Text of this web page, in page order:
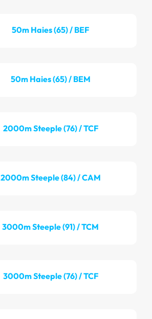
50m Haies (65) / BEF
50m Haies (65) / BEM
2000m Steeple (76) / TCF
2000m Steeple (84) / CAM
3000m Steeple (91) / TCM
3000m Steeple (76) / TCF